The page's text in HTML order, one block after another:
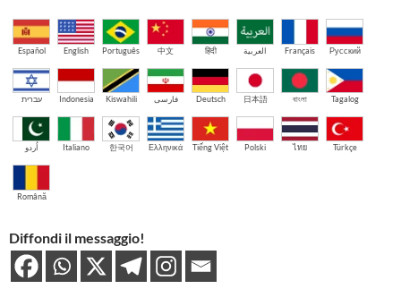
Español English Português 中文 हिंदी العربية Français Русский
עברית Indonesia Kiswahili فارسی Deutsch 日本語 বাংলা Tagalog
اُردو Italiano 한국어 Ελληνικά Tiếng Việt Polski ไทย Türkçe
Română
Diffondi il messaggio!